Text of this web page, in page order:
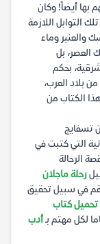
بها أيضاً! وكان
التوابل اللازمة
والعنبر وماء
العصر، بل
بحكم
بلاد العرب،
الكتاب من
التي كتبت في
الرحالة
رحلة ماجلان
في سبيل تحقيق
تحميل كتاب
لكل مهتم بـأدب